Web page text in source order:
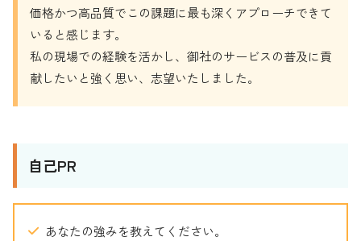
価格かつ高品質でこの課題に最も深くアプローチできて
いると感じます。
私の現場での経験を活かし、御社のサービスの普及に貢
献したいと強く思い、志望いたしました。
自己PR
あなたの強みを教えてください。